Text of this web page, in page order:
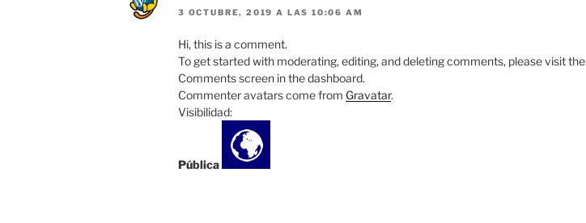
3 OCTUBRE, 2019 A LAS 10:06 AM
Hi, this is a comment.
To get started with moderating, editing, and deleting comments, please visit the
Comments screen in the dashboard.
Commenter avatars come from Gravatar.
Visibilidad:
Pública